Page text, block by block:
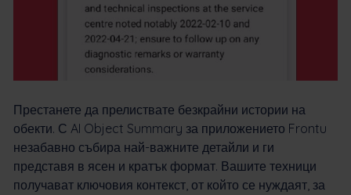
Престанете да прелиствате безкрайни истории на
обекти. С AI Object Summary за приложението Frontu
незабавно събира най-важните детайли и ги
представя в ясен и кратък формат. Вашите техници
получават ключовия контекст, от който се нуждаят, за